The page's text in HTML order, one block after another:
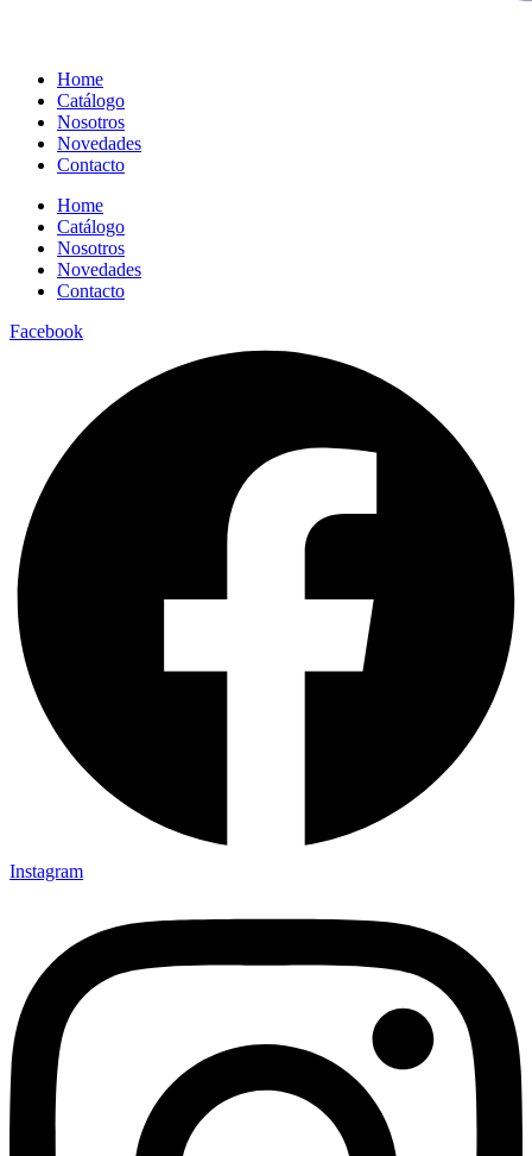
Home
Catálogo
Nosotros
Novedades
Contacto
Home
Catálogo
Nosotros
Novedades
Contacto
Facebook
Instagram